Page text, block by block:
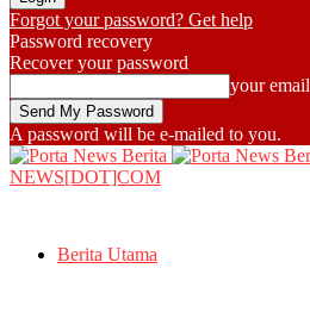
Forgot your password? Get help
Password recovery
Recover your password
your email
A password will be e-mailed to you.
NEWS[DOT]COM
Berita Utama